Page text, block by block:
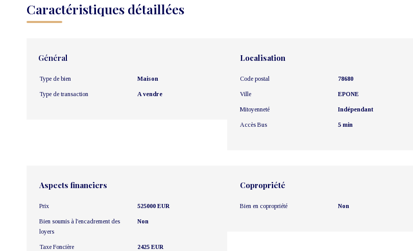
Caractéristiques détaillées
Général
Type de bien Maison
Type de transaction A vendre
Localisation
Code postal 78680
Ville EPONE
Mitoyenneté Indépendant
Accès Bus 5 min
Aspects financiers
Prix 525000 EUR
Bien soumis à l'encadrement des
loyers
Non
Taxe Foncière 2425 EUR
Copropriété
Bien en copropriété Non